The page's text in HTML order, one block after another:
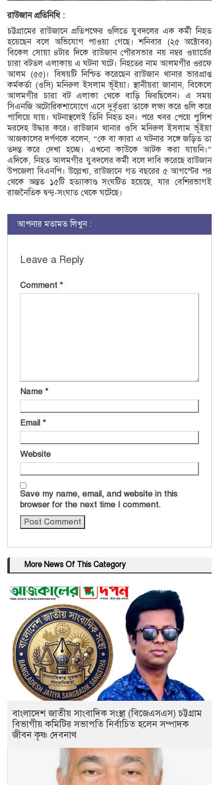
রাউজান প্রতিনিধি :
চট্টগ্রামের রাউজানে প্রতিপক্ষের গুলিতে যুবদলের এক কর্মী নিহত
হয়েছেন বলে অভিযোগ পাওয়া গেছে। শনিবার (২৫ অক্টোবর)
বিকেল সোয়া ৪টার দিকে রাউজান পৌরসভার নয় নম্বর ওয়ার্ডের
চারা বটতল এলাকায় এ ঘটনা ঘটে। নিহতের নাম আলমগীর ওরফে
আলম (৫৫)। বিষয়টি নিশ্চিত করেছেন রাউজান থানার ভারপ্রাপ্ত
কর্মকর্তা (ওসি) মনিরুল ইসলাম ভূঁইয়া। স্থানীয়রা জানান, বিকেলে
আলমগীর চারা বট এলাকা থেকে বাড়ি ফিরছিলেন। এ সময়
সিএনজি অটোরিকশাযোগে এসে দুর্বৃত্তরা তাকে লক্ষ্য করে গুলি করে
পালিয়ে যায়। ঘটনাস্থলেই তিনি নিহত হন। পরে খবর পেয়ে পুলিশ
মরদেহ উদ্ধার করে। রাউজান থানার ওসি মনিরুল ইসলাম ভূঁইয়া
আজকালের দর্পণকে বলেন, “কে বা কারা এ ঘটনার সঙ্গে জড়িত তা
তদন্ত করে দেখা হচ্ছে। এখনো কাউকে আটক করা যায়নি।”
এদিকে, নিহত আলমগীর যুবদলের কর্মী বলে দাবি করেছে রাউজান
উপজেলা বিএনপি। উল্লেখ্য, রাউজানে গত বছরের ৫ আগস্টের পর
থেকে অন্তত ১৫টি হত্যাকাণ্ড সংঘটিত হয়েছে, যার বেশিরভাগই
রাজনৈতিক দ্বন্দ্ব-সংঘাত থেকে ঘটেছে।
আপনার মতামত লিখুন :
Leave a Reply
Comment *
Name *
Email *
Website
Save my name, email, and website in this
browser for the next time I comment.
More News Of This Category
বাংলাদেশ জাতীয় সাংবাদিক সংস্থা (বিজেএসএস) চট্টগ্রাম
বিভাগীয় কমিটির সভাপতি নির্বাচিত হলেন সম্পাদক
জীবন কৃষ্ণ দেবনাথ